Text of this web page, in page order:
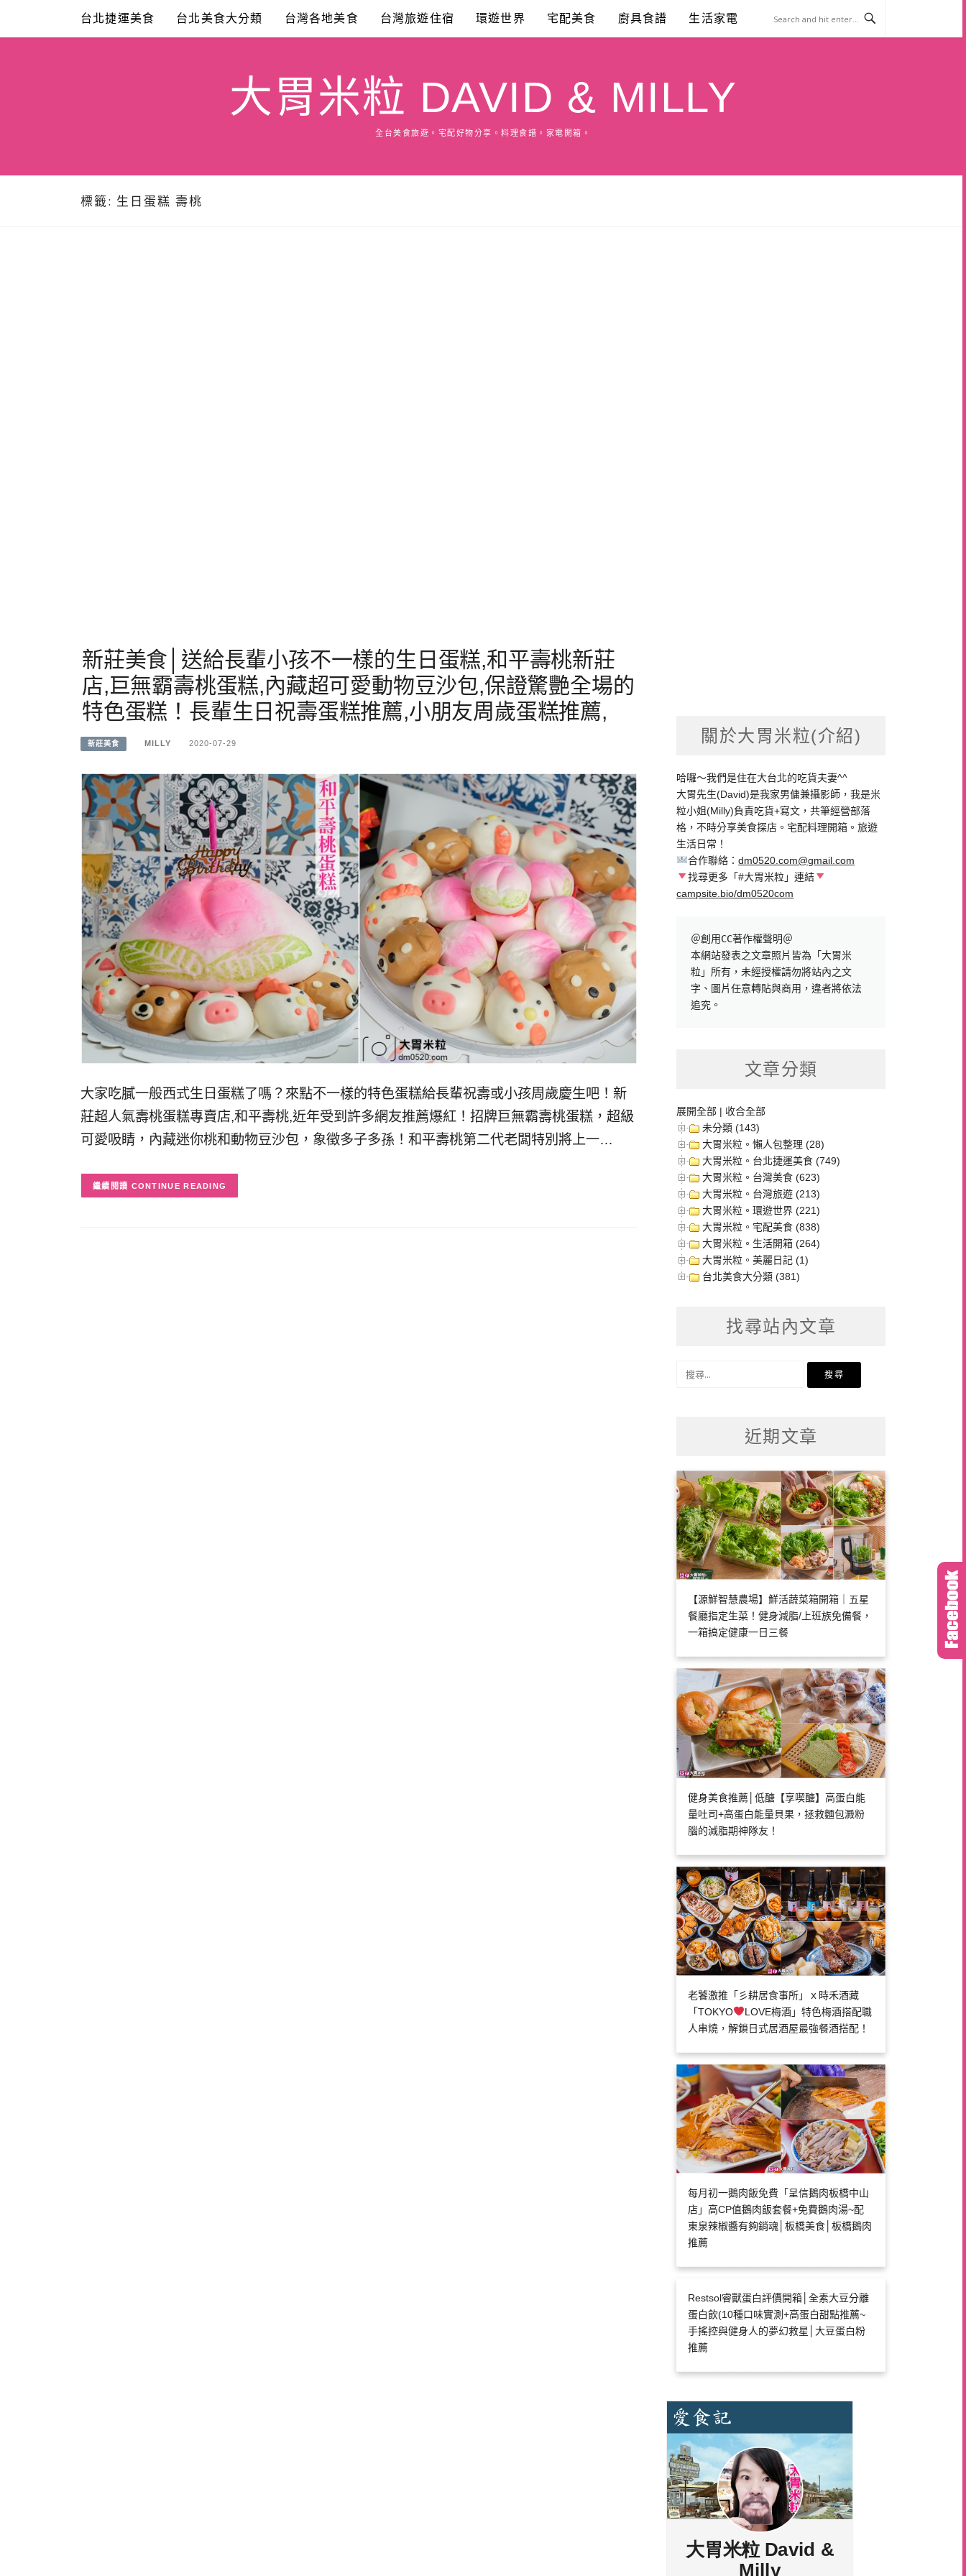
content
台北捷運美食 台北美食大分類 台灣各地美食 台灣旅遊住宿 環遊世界 宅配美食 廚具食譜 生活家電
大胃米粒 DAVID & MILLY
全台美食旅遊。宅配好物分享。料理食譜。家電開箱。
標籤: 生日蛋糕 壽桃
新莊美食│送給長輩小孩不一樣的生日蛋糕,和平壽桃新莊
店,巨無霸壽桃蛋糕,內藏超可愛動物豆沙包,保證驚艷全場的
特色蛋糕！長輩生日祝壽蛋糕推薦,小朋友周歲蛋糕推薦,
新莊美食 MILLY 2020-07-29
大家吃膩一般西式生日蛋糕了嗎？來點不一樣的特色蛋糕給長輩祝壽或小孩周歲慶生吧！新
莊超人氣壽桃蛋糕專賣店,和平壽桃,近年受到許多網友推薦爆紅！招牌巨無霸壽桃蛋糕，超級
可愛吸睛，內藏迷你桃和動物豆沙包，象徵多子多孫！和平壽桃第二代老闆特別將上一…
CONTINUE READING
關於大胃米粒(介紹)
哈囉～我們是住在大台北的吃貨夫妻^^
大胃先生(David)是我家男傭兼攝影師，我是米
粒小姐(Milly)負責吃貨+寫文，共筆經營部落
格，不時分享美食探店。宅配料理開箱。旅遊
生活日常！
合作聯絡：dm0520.com@gmail.com
找尋更多「#大胃米粒」連結
campsite.bio/dm0520com
＠創用CC著作權聲明＠
本網站發表之文章照片皆為「大胃米
粒」所有，未經授權請勿將站內之文
字、圖片任意轉貼與商用，違者將依法
追究。
文章分類
展開全部 | 收合全部
未分類 (143)
大胃米粒。懶人包整理 (28)
大胃米粒。台北捷運美食 (749)
大胃米粒。台灣美食 (623)
大胃米粒。台灣旅遊 (213)
大胃米粒。環遊世界 (221)
大胃米粒。宅配美食 (838)
大胃米粒。生活開箱 (264)
大胃米粒。美麗日記 (1)
台北美食大分類 (381)
找尋站內文章
近期文章
【源鮮智慧農場】鮮活蔬菜箱開箱｜五星
餐廳指定生菜！健身減脂/上班族免備餐，
一箱搞定健康一日三餐
健身美食推薦│低醣【享喫醣】高蛋白能
量吐司+高蛋白能量貝果，拯救麵包澱粉
腦的減脂期神隊友！
老饕激推「彡耕居食事所」ｘ時禾酒藏
「TOKYO
LOVE梅酒」特色梅酒搭配職
人串燒，解鎖日式居酒屋最強餐酒搭配！
每月初一鵝肉飯免費「呈信鵝肉板橋中山
店」高CP值鵝肉飯套餐+免費鵝肉湯~配
東泉辣椒醬有夠銷魂│板橋美食│板橋鵝肉
推薦
Restsol睿獸蛋白評價開箱│全素大豆分離
蛋白飲(10種口味實測+高蛋白甜點推薦~
手搖控與健身人的夢幻救星│大豆蛋白粉
推薦